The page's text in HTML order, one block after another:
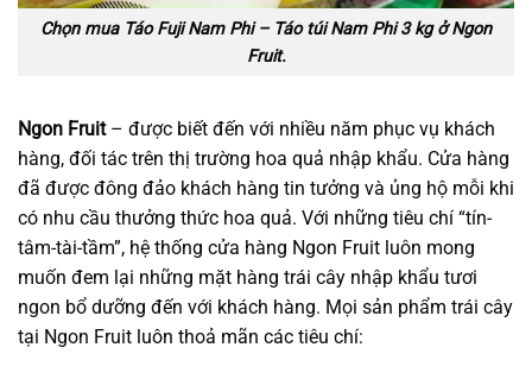
Chọn mua Táo Fuji Nam Phi – Táo túi Nam Phi 3 kg ở Ngon
Fruit.
Ngon Fruit– được biết đến với nhiều năm phục vụ khách
hàng, đối tác trên thị trường hoa quả nhập khẩu. Cửa hàng
đã được đông đảo khách hàng tin tưởng và ủng hộ mỗi khi
có nhu cầu thưởng thức hoa quả. Với những tiêu chí “tín-
tâm-tài-tầm”, hệ thống cửa hàng Ngon Fruit luôn mong
muốn đem lại những mặt hàng trái cây nhập khẩu tươi
ngon bổ dưỡng đến với khách hàng. Mọi sản phẩm trái cây
tại Ngon Fruit luôn thoả mãn các tiêu chí: